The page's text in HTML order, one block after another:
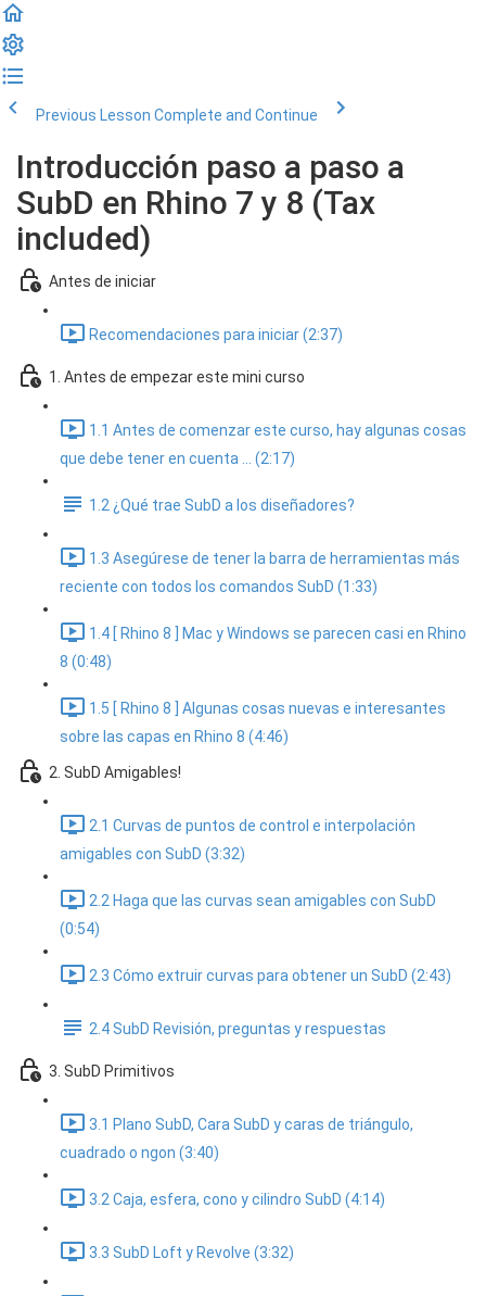
Previous Lesson Complete and Continue
Introducción paso a paso a
SubD en Rhino 7 y 8 (Tax
included)
Antes de iniciar
Recomendaciones para iniciar (2:37)
1. Antes de empezar este mini curso
1.1 Antes de comenzar este curso, hay algunas cosas
que debe tener en cuenta ... (2:17)
1.2 ¿Qué trae SubD a los diseñadores?
1.3 Asegúrese de tener la barra de herramientas más
reciente con todos los comandos SubD (1:33)
1.4 [ Rhino 8 ] Mac y Windows se parecen casi en Rhino
8 (0:48)
1.5 [ Rhino 8 ] Algunas cosas nuevas e interesantes
sobre las capas en Rhino 8 (4:46)
2. SubD Amigables!
2.1 Curvas de puntos de control e interpolación
amigables con SubD (3:32)
2.2 Haga que las curvas sean amigables con SubD
(0:54)
2.3 Cómo extruir curvas para obtener un SubD (2:43)
2.4 SubD Revisión, preguntas y respuestas
3. SubD Primitivos
3.1 Plano SubD, Cara SubD y caras de triángulo,
cuadrado o ngon (3:40)
3.2 Caja, esfera, cono y cilindro SubD (4:14)
3.3 SubD Loft y Revolve (3:32)